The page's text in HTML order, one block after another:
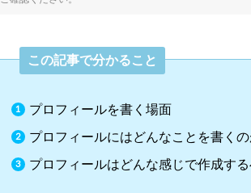
この記事で分かること
プロフィールを書く場面
プロフィールにはどんなことを書く
プロフィールはどんな感じで作成す